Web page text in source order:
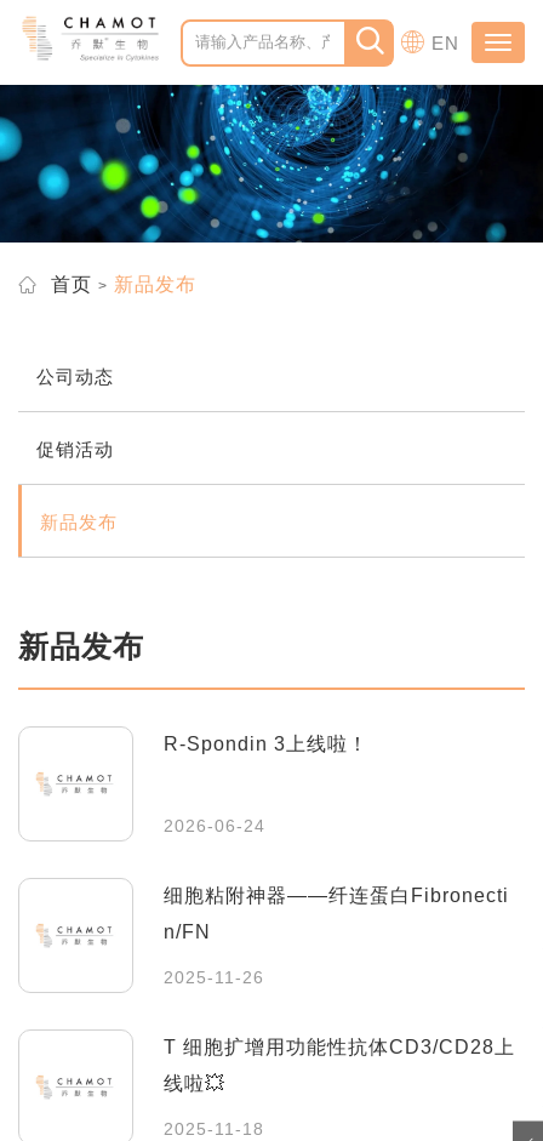
EN
首页 新品发布
公司动态
促销活动
新品发布
新品发布
R-Spondin 3上线啦！
2026-06-24
细胞粘附神器——纤连蛋白Fibronecti
n/FN
2025-11-26
T 细胞扩增用功能性抗体CD3/CD28上
线啦💥
2025-11-18